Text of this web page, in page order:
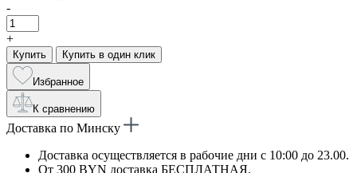
-
+
Купить Купить в один клик
Избранное
К сравнению
Доставка по Минску
Доставка осуществляется в рабочие дни с 10:00 до 23.00.
От 300 BYN доставка БЕСПЛАТНАЯ.